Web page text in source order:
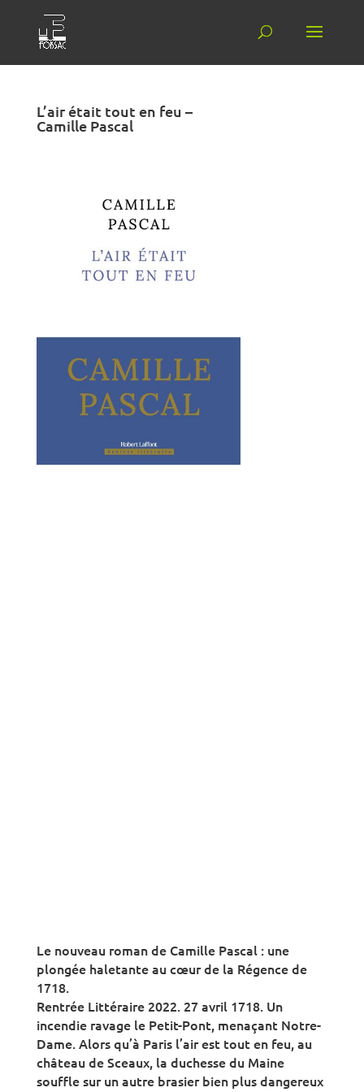
L’air était tout en feu –
Camille Pascal
Le nouveau roman de Camille Pascal : une
plongée haletante au cœur de la Régence de
1718.
Rentrée Littéraire 2022. 27 avril 1718. Un
incendie ravage le Petit-Pont, menaçant Notre-
Dame. Alors qu’à Paris l’air est tout en feu, au
château de Sceaux, la duchesse du Maine
souffle sur un autre brasier bien plus dangereux